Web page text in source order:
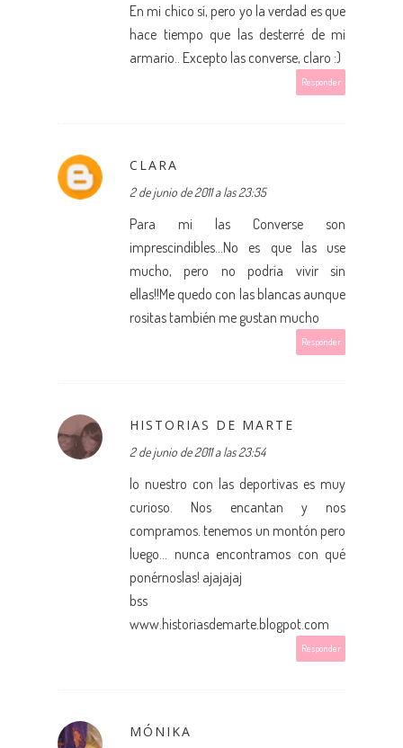
En mi chico sí, pero yo la verdad es que
hace tiempo que las desterré de mi
armario.. Excepto las converse, claro :)
Responder
CLARA
2 de junio de 2011 a las 23:35
Para mi las Converse son
imprescindibles...No es que las use
mucho, pero no podría vivir sin
ellas!!Me quedo con las blancas aunque
rositas también me gustan mucho
Responder
HISTORIAS DE MARTE
2 de junio de 2011 a las 23:54
lo nuestro con las deportivas es muy
curioso. Nos encantan y nos
compramos. tenemos un montón pero
luego... nunca encontramos con qué
ponérnoslas! ajajajaj
bss
www.historiasdemarte.blogpot.com
Responder
MÓNIKA